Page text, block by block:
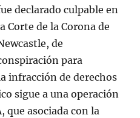
declarado culpable en
Corte de la Corona de
de
para
infracción de derechos
sigue a una operación
que asociada con la